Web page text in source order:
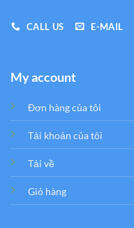
CALL US E-MAIL
My account
Đơn hàng của tôi
Tải khoản của tôi
Tải về
Giỏ hàng